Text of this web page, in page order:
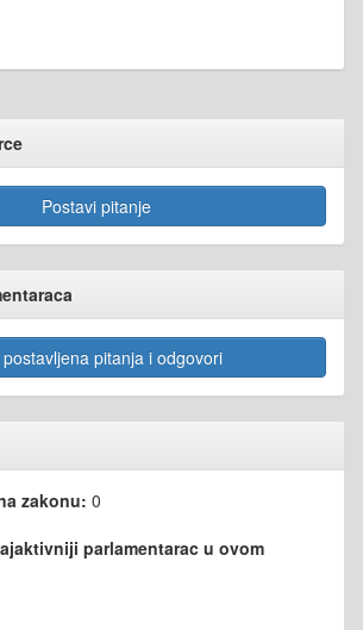
Postavi pitanje
pitanja i odgovori
zakonu: 0
parlamentarac u ovom